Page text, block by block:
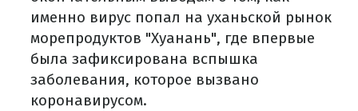
именно вирус попал на уханьской рынок
морепродуктов "Хуанань", где впервые
была зафиксирована вспышка
заболевания, которое вызвано
коронавирусом.